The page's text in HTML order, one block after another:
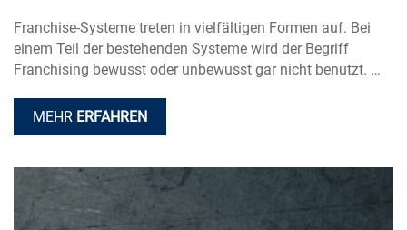
Franchise-Systeme treten in vielfältigen Formen auf. Bei
einem Teil der bestehenden Systeme wird der Begriff
Franchising bewusst oder unbewusst gar nicht benutzt. …
MEHR ERFAHREN